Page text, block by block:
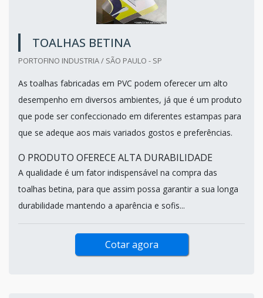
TOALHAS BETINA
PORTOFINO INDUSTRIA / SÃO PAULO - SP
As toalhas fabricadas em PVC podem oferecer um alto
desempenho em diversos ambientes, já que é um produto
que pode ser confeccionado em diferentes estampas para
que se adeque aos mais variados gostos e preferências.
O PRODUTO OFERECE ALTA DURABILIDADE
A qualidade é um fator indispensável na compra das
toalhas betina, para que assim possa garantir a sua longa
durabilidade mantendo a aparência e sofis...
Cotar agora